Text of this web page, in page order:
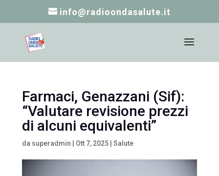
info@radioondasalute.it
Farmaci, Genazzani (Sif):
“Valutare revisione prezzi
di alcuni equivalenti”
da superadmin Ott 7, 2025| Salute